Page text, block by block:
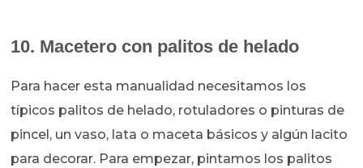
10. Macetero con palitos de helado
Para hacer esta manualidad necesitamos los
típicos palitos de helado, rotuladores o pinturas de
pincel, un vaso, lata o maceta básicos y algún lacito
para decorar. Para empezar, pintamos los palitos